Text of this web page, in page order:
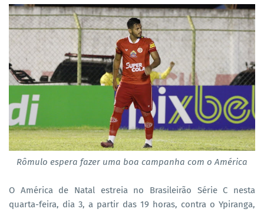
Rômulo espera fazer uma boa campanha com o América
O América de Natal estreia no Brasileirão Série C nesta
quarta-feira, dia 3, a partir das 19 horas, contra o Ypiranga,